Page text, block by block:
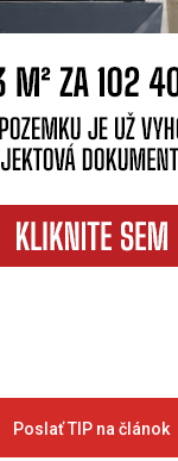
Poslať TIP na článok